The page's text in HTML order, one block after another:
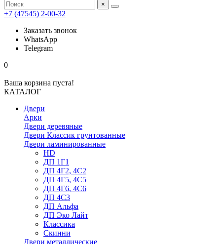
×
+7 (47545) 2-00-32
Заказать звонок
WhatsApp
Telegram
0
Ваша корзина пуста!
КАТАЛОГ
Двери
Арки
Двери деревяные
Двери Классик грунтованные
Двери ламинированные
HD
ДП 1Г1
ДП 4Г2, 4С2
ДП 4Г5, 4С5
ДП 4Г6, 4С6
ДП 4С3
ДП Альфа
ДП Эко Лайт
Классика
Скинни
Двери металлические